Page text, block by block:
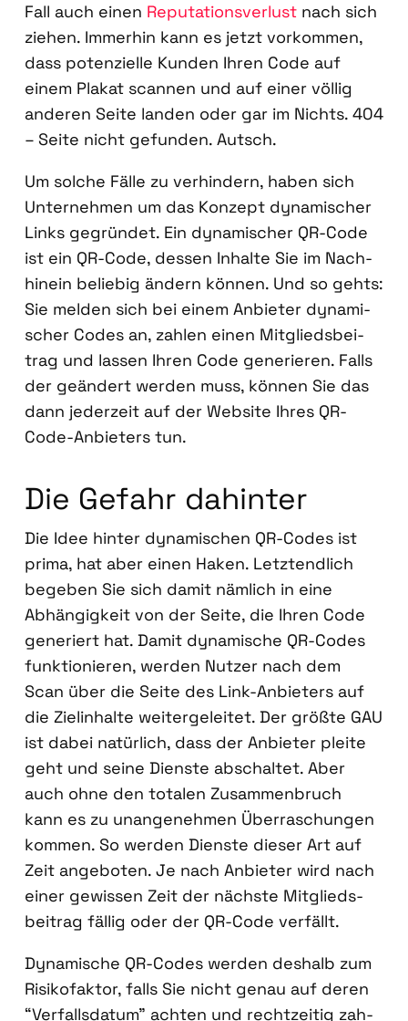
Fall auch einen Repu­ta­ti­ons­ver­lust nach sich
zie­hen. Immer­hin kann es jetzt vor­kom­men,
dass poten­zi­el­le Kun­den Ihren Code auf
einem Pla­kat scan­nen und auf einer völ­lig
ande­ren Sei­te lan­den oder gar im Nichts. 404
– Sei­te nicht gefun­den. Autsch.
Um sol­che Fäl­le zu ver­hin­dern, haben sich
Unter­neh­men um das Kon­zept dyna­mi­scher
Links gegrün­det. Ein dyna­mi­scher QR-Code
ist ein QR-Code, des­sen Inhal­te Sie im Nach­
hin­ein belie­big ändern kön­nen. Und so gehts:
Sie mel­den sich bei einem Anbie­ter dyna­mi­
scher Codes an, zah­len einen Mit­glieds­bei­
trag und las­sen Ihren Code gene­rie­ren. Falls
der geän­dert wer­den muss, kön­nen Sie das
dann jeder­zeit auf der Web­site Ihres QR-
Code-Anbie­ters tun.
Die Gefahr dahin­ter
Die Idee hin­ter dyna­mi­schen QR-Codes ist
pri­ma, hat aber einen Haken. Letzt­end­lich
bege­ben Sie sich damit näm­lich in eine
Abhän­gig­keit von der Sei­te, die Ihren Code
gene­riert hat. Damit dyna­mi­sche QR-Codes
funk­tio­nie­ren, wer­den Nut­zer nach dem
Scan über die Sei­te des Link-Anbie­ters auf
die Ziel­in­hal­te wei­ter­ge­lei­tet. Der größ­te GAU
ist dabei natür­lich, dass der Anbie­ter plei­te
geht und sei­ne Diens­te abschal­tet. Aber
auch ohne den tota­len Zusam­men­bruch
kann es zu unan­ge­neh­men Über­ra­schun­gen
kom­men. So wer­den Diens­te die­ser Art auf
Zeit ange­bo­ten. Je nach Anbie­ter wird nach
einer gewis­sen Zeit der nächs­te Mit­glieds­
bei­trag fäl­lig oder der QR-Code ver­fällt.
Dyna­mi­sche QR-Codes wer­den des­halb zum
Risi­ko­fak­tor, falls Sie nicht genau auf deren
“Ver­falls­da­tum” ach­ten und recht­zei­tig zah­